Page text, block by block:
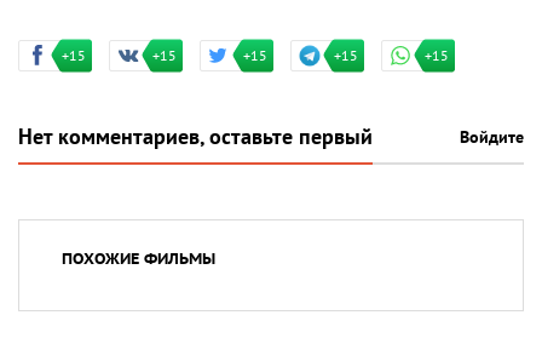
+15 +15 +15 +15 +15
Нет комментариев, оставьте первый Войдите
ПОХОЖИЕ ФИЛЬМЫ